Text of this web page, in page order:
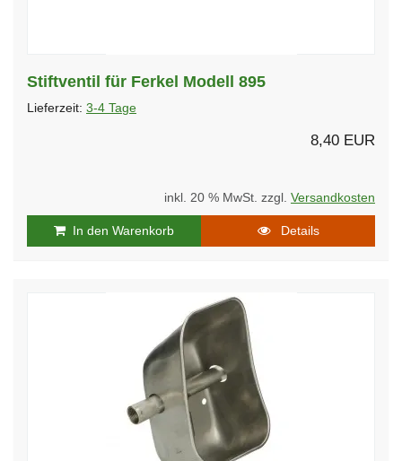
Stiftventil für Ferkel Modell 895
Lieferzeit: 3-4 Tage
8,40 EUR
inkl. 20 % MwSt. zzgl. Versandkosten
In den Warenkorb Details